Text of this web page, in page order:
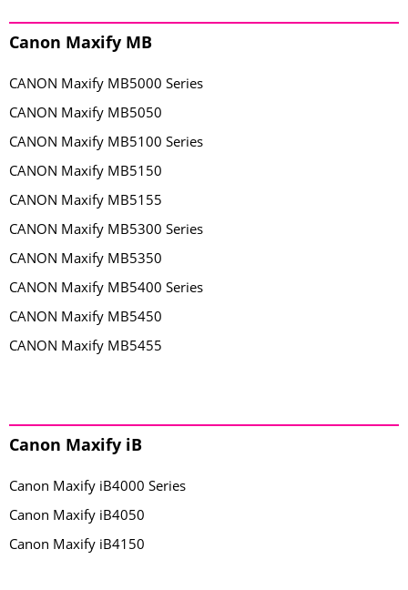
Canon Maxify MB
CANON Maxify MB5000 Series
CANON Maxify MB5050
CANON Maxify MB5100 Series
CANON Maxify MB5150
CANON Maxify MB5155
CANON Maxify MB5300 Series
CANON Maxify MB5350
CANON Maxify MB5400 Series
CANON Maxify MB5450
CANON Maxify MB5455
Canon Maxify iB
Canon Maxify iB4000 Series
Canon Maxify iB4050
Canon Maxify iB4150